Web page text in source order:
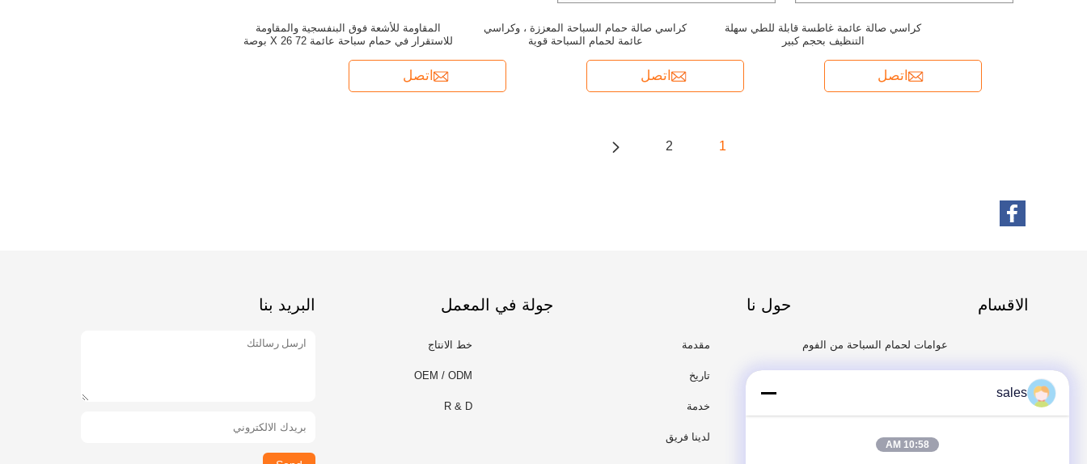
المقاومة للأشعة فوق البنفسجية والمقاومة
للاستقرار في حمام سباحة عائمة 72 X 26 بوصة
اتصل
كراسي صالة حمام السباحة المعززة ، وكراسي
عائمة لحمام السباحة قوية
اتصل
كراسي صالة عائمة غاطسة قابلة للطي سهلة
التنظيف بحجم كبير
اتصل
1
2
الاقسام
عوامات لحمام السباحة من الفوم
كرسي حمام السباحة الرغوي
حول نا
مقدمة
تاريخ
خدمة
لدينا فريق
جولة في المعمل
خط الانتاج
OEM / ODM
R & D
البريد بنا
sales
10:58 AM